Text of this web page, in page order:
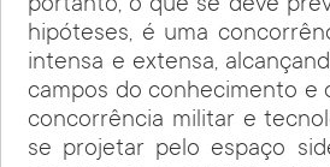
portanto, o que se deve
hipóteses, é uma
intensa e extensa,
campos do conhecimento e
concorrência militar e
se projetar pelo espaço